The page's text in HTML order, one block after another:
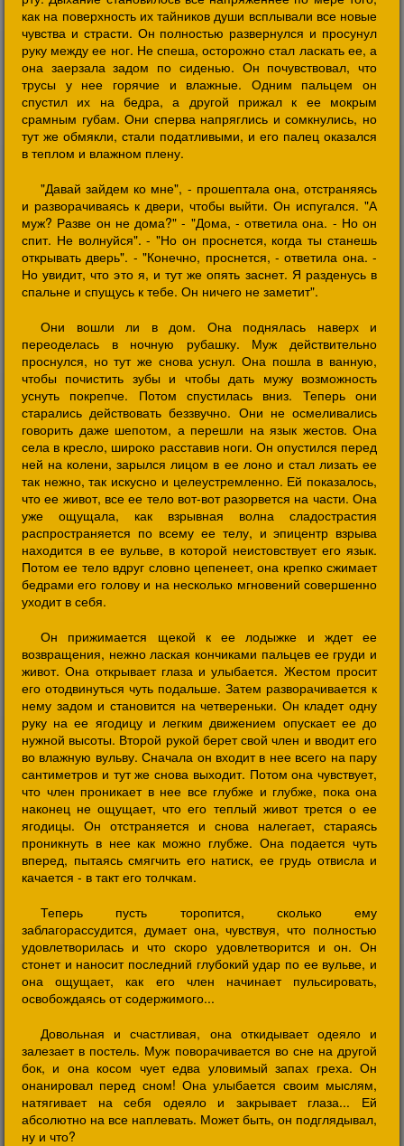
как на поверхность их тайников души всплывали все новые
чувства и страсти. Он полностью развернулся и просунул
руку между ее ног. Не спеша, осторожно стал ласкать ее, а
она заерзала задом по сиденью. Он почувствовал, что
трусы у нее горячие и влажные. Одним пальцем он
спустил их на бедра, а другой прижал к ее мокрым
срамным губам. Они сперва напряглись и сомкнулись, но
тут же обмякли, стали податливыми, и его палец оказался
в теплом и влажном плену.
"Давай зайдем ко мне", - прошептала она, отстраняясь
и разворачиваясь к двери, чтобы выйти. Он испугался. "А
муж? Разве он не дома?" - "Дома, - ответила она. - Но он
спит. Не волнуйся". - "Но он проснется, когда ты станешь
открывать дверь". - "Конечно, проснется, - ответила она. -
Но увидит, что это я, и тут же опять заснет. Я разденусь в
спальне и спущусь к тебе. Он ничего не заметит".
Они вошли ли в дом. Она поднялась наверх и
переоделась в ночную рубашку. Муж действительно
проснулся, но тут же снова уснул. Она пошла в ванную,
чтобы почистить зубы и чтобы дать мужу возможность
уснуть покрепче. Потом спустилась вниз. Теперь они
старались действовать беззвучно. Они не осмеливались
говорить даже шепотом, а перешли на язык жестов. Она
села в кресло, широко расставив ноги. Он опустился перед
ней на колени, зарылся лицом в ее лоно и стал лизать ее
так нежно, так искусно и целеустремленно. Ей показалось,
что ее живот, все ее тело вот-вот разорвется на части. Она
уже ощущала, как взрывная волна сладострастия
распространяется по всему ее телу, и эпицентр взрыва
находится в ее вульве, в которой неистовствует его язык.
Потом ее тело вдруг словно цепенеет, она крепко сжимает
бедрами его голову и на несколько мгновений совершенно
уходит в себя.
Он прижимается щекой к ее лодыжке и ждет ее
возвращения, нежно лаская кончиками пальцев ее груди и
живот. Она открывает глаза и улыбается. Жестом просит
его отодвинуться чуть подальше. Затем разворачивается к
нему задом и становится на четвереньки. Он кладет одну
руку на ее ягодицу и легким движением опускает ее до
нужной высоты. Второй рукой берет свой член и вводит его
во влажную вульву. Сначала он входит в нее всего на пару
сантиметров и тут же снова выходит. Потом она чувствует,
что член проникает в нее все глубже и глубже, пока она
наконец не ощущает, что его теплый живот трется о ее
ягодицы. Он отстраняется и снова налегает, стараясь
проникнуть в нее как можно глубже. Она подается чуть
вперед, пытаясь смягчить его натиск, ее грудь отвисла и
качается - в такт его толчкам.
Теперь пусть торопится, сколько ему
заблагорассудится, думает она, чувствуя, что полностью
удовлетворилась и что скоро удовлетворится и он. Он
стонет и наносит последний глубокий удар по ее вульве, и
она ощущает, как его член начинает пульсировать,
освобождаясь от содержимого...
Довольная и счастливая, она откидывает одеяло и
залезает в постель. Муж поворачивается во сне на другой
бок, и она косом чует едва уловимый запах греха. Он
онанировал перед сном! Она улыбается своим мыслям,
натягивает на себя одеяло и закрывает глаза... Ей
абсолютно на все наплевать. Может быть, он подглядывал,
ну и что?